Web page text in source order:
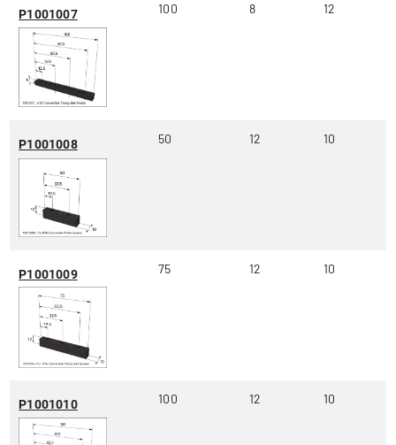
P1001007 100 8 12
P1001008 50 12 10
P1001009 75 12 10
P1001010 100 12 10